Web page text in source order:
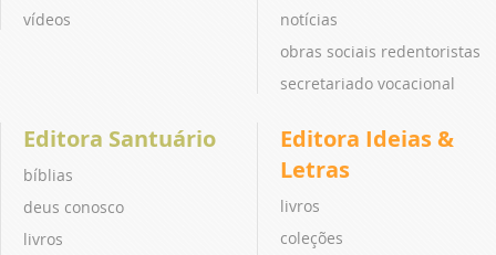
vídeos
notícias
obras sociais redentoristas
secretariado vocacional
Editora Santuário
bíblias
deus conosco
livros
Editora Ideias &
Letras
livros
coleções